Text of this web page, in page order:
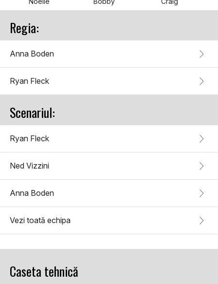
Regia:
Anna Boden
Ryan Fleck
Scenariul:
Ryan Fleck
Ned Vizzini
Anna Boden
Vezi toată echipa
Caseta tehnică